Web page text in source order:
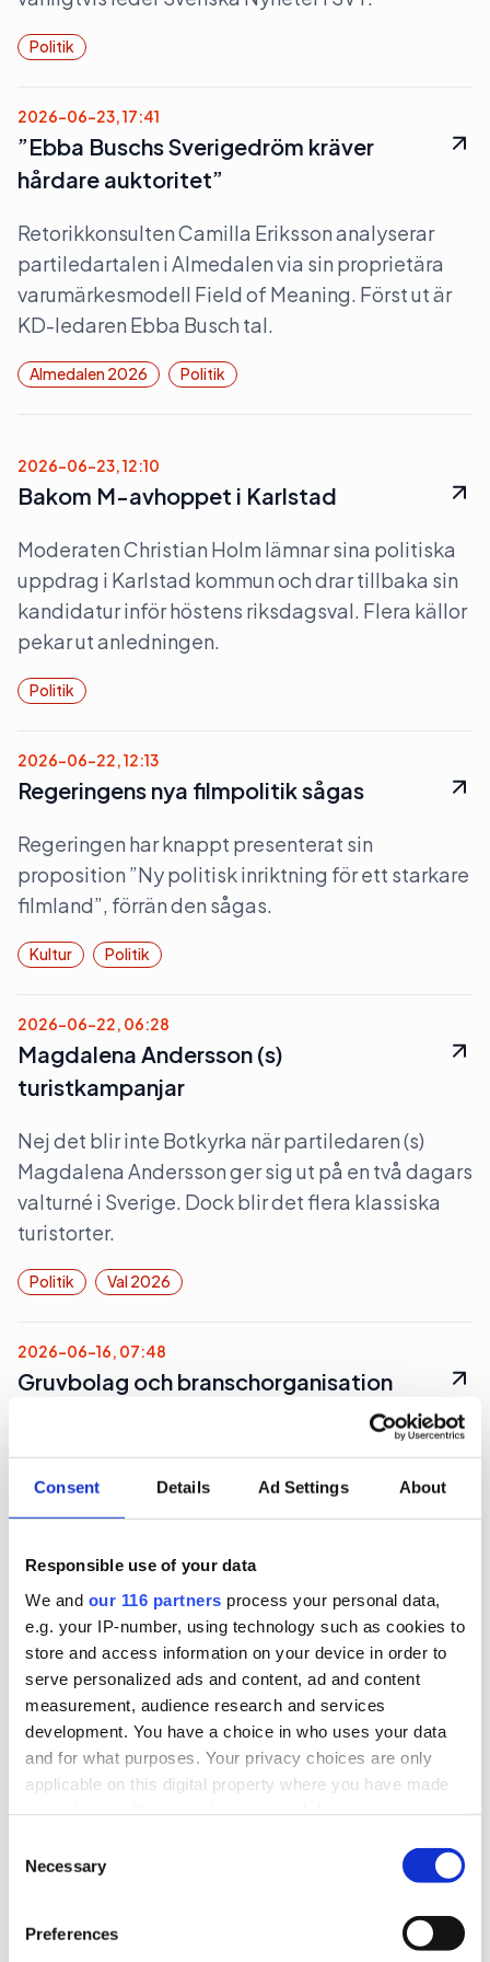
Consent Details Ad Settings About
Responsible use of your data
We and our 116 partners process your personal data,
e.g. your IP-number, using technology such as cookies to
store and access information on your device in order to
serve personalized ads and content, ad and content
measurement, audience research and services
development. You have a choice in who uses your data
and for what purposes. Your privacy choices are only
applicable on this digital property where you have made
the Privacy trigger icon.
Find out more about how your personal data is processed
and set your preferences in the
Selection
Necessary
Preferences
Politik
2026-06-23, 17:41
”Ebba Buschs Sverigedröm kräver
hårdare auktoritet”
Retorikkonsulten Camilla Eriksson analyserar
partiledartalen i Almedalen via sin proprietära
varumärkesmodell Field of Meaning. Först ut är
KD-ledaren Ebba Busch tal.
Almedalen 2026 Politik
2026-06-23, 12:10
Bakom M-avhoppet i Karlstad
Moderaten Christian Holm lämnar sina politiska
uppdrag i Karlstad kommun och drar tillbaka sin
kandidatur inför höstens riksdagsval. Flera källor
pekar ut anledningen.
Politik
2026-06-22, 12:13
Regeringens nya filmpolitik sågas
Regeringen har knappt presenterat sin
proposition ”Ny politisk inriktning för ett starkare
filmland”, förrän den sågas.
Kultur Politik
2026-06-22, 06:28
Magdalena Andersson (s)
turistkampanjar
Nej det blir inte Botkyrka när partiledaren (s)
Magdalena Andersson ger sig ut på en två dagars
valturné i Sverige. Dock blir det flera klassiska
turistorter.
Politik Val 2026
2026-06-16, 07:48
Gruvbolag och branschorganisation
”ett steg framåt och två bakåt” när det gäller
tillståndsprövningen av brytning av uran med
andra metaller. Gruvföretaget District Metals
lovar att fortsätta att lobba för att uranbrytning
ska ske i Sverige.
Lobbying Opinionsbildning Politik
2026-06-16, 07:24
TCO och ST kritiska till regeringens
beslut om tjänstemannaansvar
dess medlemsförbund ST är kritiska till att